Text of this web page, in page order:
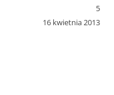
5
16 kwietnia 2013